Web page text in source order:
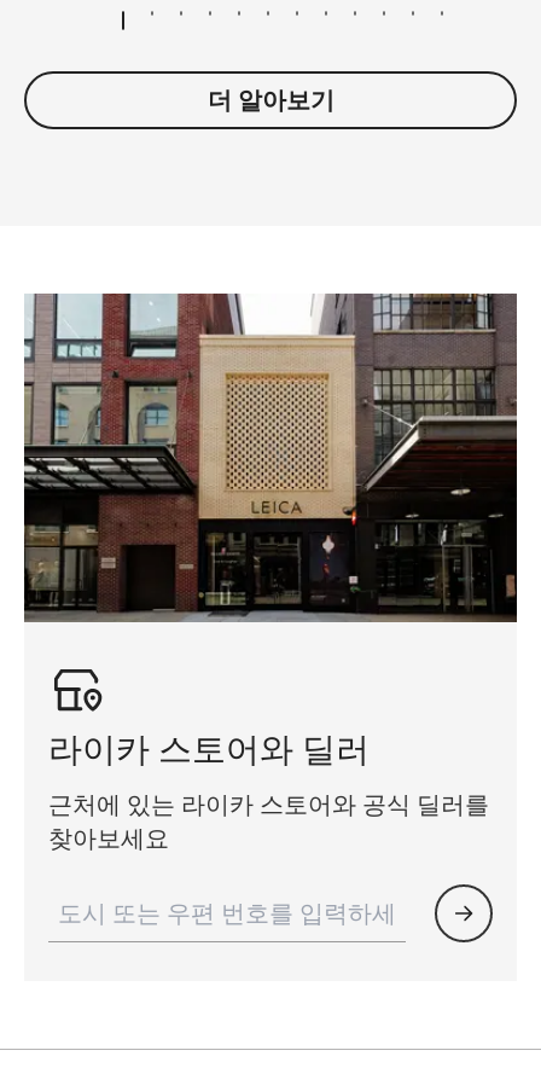
더 알아보기
라이카 스토어와 딜러
근처에 있는 라이카 스토어와 공식 딜러를
찾아보세요